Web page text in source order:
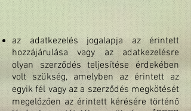
az adatkezelés jogalapja az érintett
hozzájárulása vagy az adatkezelésre
olyan szerződés teljesítése érdekében
volt szükség, amelyben az érintett az
egyik fél vagy az a szerződés megkötését
megelőzően az érintett kérésére történő